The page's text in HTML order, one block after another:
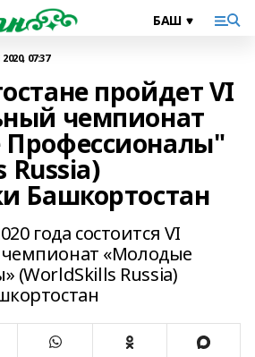
07:37
пройдет VI
чемпионат
Russia)
Башкортостан
года состоится VI
«Молодые
(WorldSkills Russia)